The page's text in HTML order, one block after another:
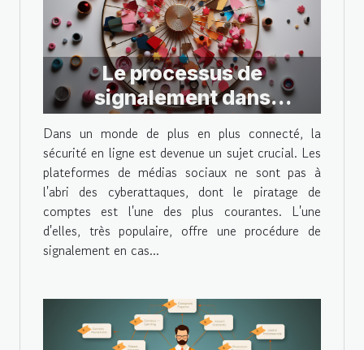
Le processus de
signalement dans
Instagram en cas de
piratage
Dans un monde de plus en plus connecté, la
sécurité en ligne est devenue un sujet crucial. Les
plateformes de médias sociaux ne sont pas à
l'abri des cyberattaques, dont le piratage de
comptes est l'une des plus courantes. L'une
d'elles, très populaire, offre une procédure de
signalement en cas...